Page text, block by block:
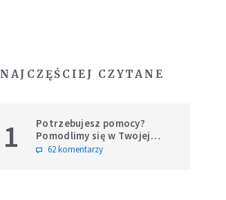
NAJCZĘŚCIEJ CZYTANE
1
Potrzebujesz pomocy?
Pomodlimy się w Twojej
intencji
62 komentarzy